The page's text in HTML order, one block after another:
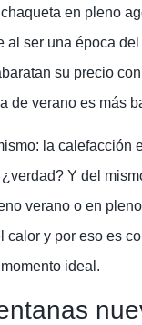
en pleno
al ser una época
su precio
de verano es más
la
Y del
verano o en
calor y por eso es
ideal.